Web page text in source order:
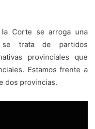
Corte se arroga una
trata de partidos
provinciales que
Estamos frente a
dos provincias.